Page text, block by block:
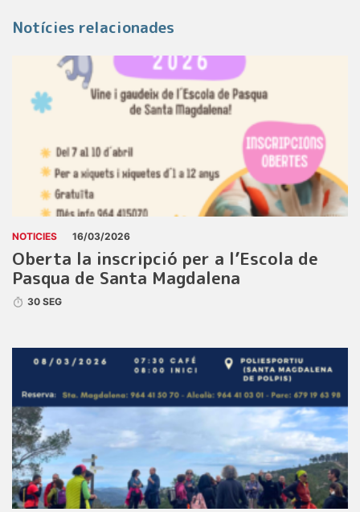
Notícies relacionades
NOTICIES 16/03/2026
Oberta la inscripció per a l’Escola de
Pasqua de Santa Magdalena
30 SEG